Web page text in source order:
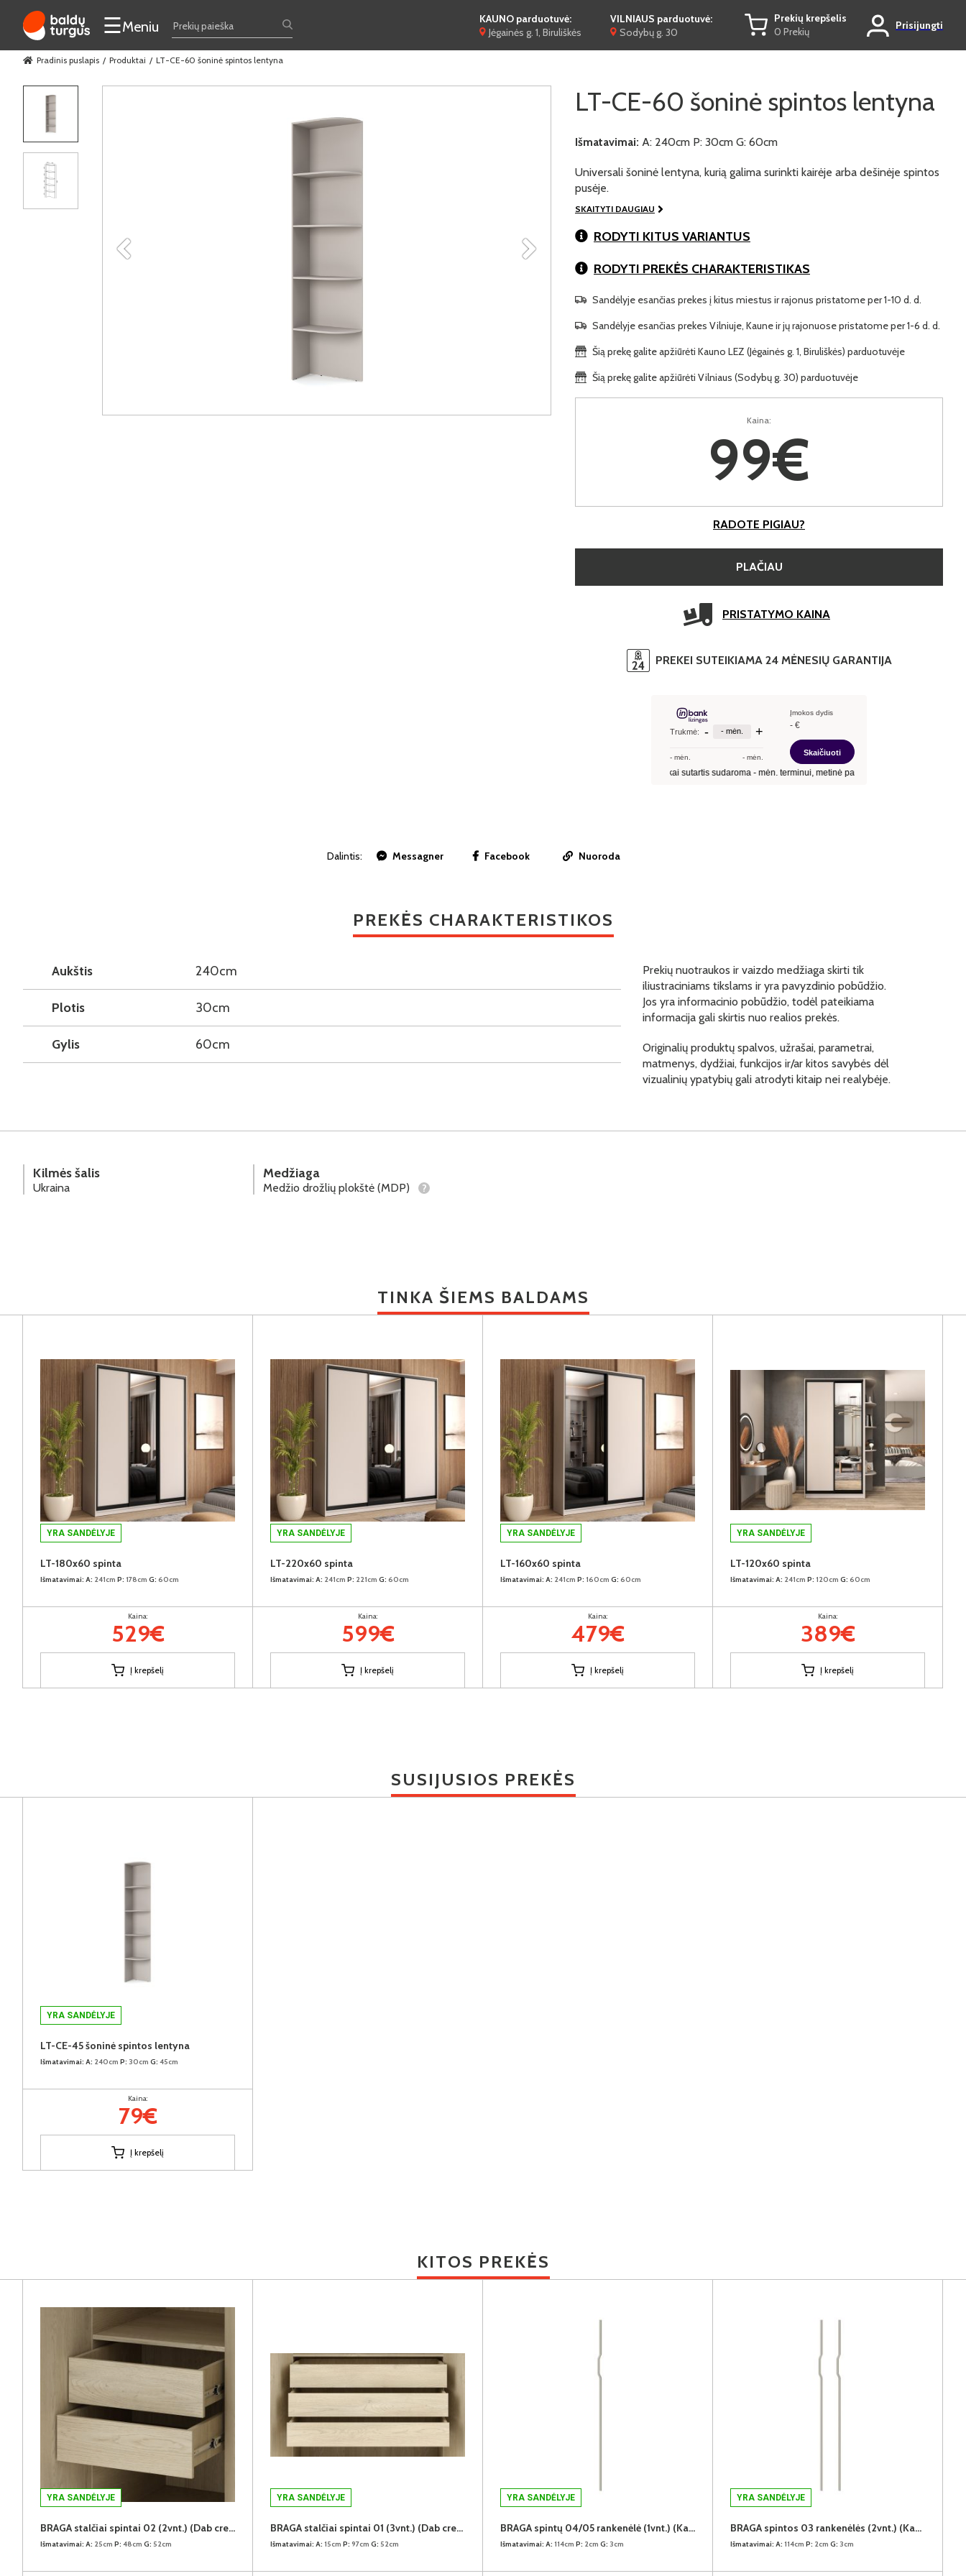
☰Meniu
KAUNO parduotuvė:
Jėgainės g. 1, Biruliškės
VILNIAUS parduotuvė:
Sodybų g. 30
Prekių krepšelis
0 Prekių
Prisijungti
Pradinis puslapis Produktai LT-CE-60 šoninė spintos lentyna
LT-CE-60 šoninė spintos lentyna
Išmatavimai: A: 240cm P: 30cm G: 60cm
Universali šoninė lentyna, kurią galima surinkti kairėje arba dešinėje spintos
pusėje.
SKAITYTI DAUGIAU
RODYTI KITUS VARIANTUS
RODYTI PREKĖS CHARAKTERISTIKAS
Sandėlyje esančias prekes į kitus miestus ir rajonus pristatome per 1-10 d. d.
Sandėlyje esančias prekes Vilniuje, Kaune ir jų rajonuose pristatome per 1-6 d. d.
Šią prekę galite apžiūrėti Kauno LEZ (Jėgainės g. 1, Biruliškės) parduotuvėje
Šią prekę galite apžiūrėti Vilniaus (Sodybų g. 30) parduotuvėje
Kaina:
99€
RADOTE PIGIAU?
PLAČIAU
PRISTATYMO KAINA
PREKEI SUTEIKIAMA 24 MĖNESIŲ GARANTIJA
Dalintis: Messagner Facebook Nuoroda
PREKĖS CHARAKTERISTIKOS
Aukštis 240cm
Plotis 30cm
Gylis 60cm
Prekių nuotraukos ir vaizdo medžiaga skirti tik
iliustraciniams tikslams ir yra pavyzdinio pobūdžio.
Jos yra informacinio pobūdžio, todėl pateikiama
informacija gali skirtis nuo realios prekės.
Originalių produktų spalvos, užrašai, parametrai,
matmenys, dydžiai, funkcijos ir/ar kitos savybės dėl
vizualinių ypatybių gali atrodyti kitaip nei realybėje.
Kilmės šalis
Ukraina
Medžiaga
Medžio drožlių plokštė (MDP) ?
TINKA ŠIEMS BALDAMS
YRA SANDĖLYJE
LT-180x60 spinta
Išmatavimai: A: 241cm P: 178cm G: 60cm
Kaina:
529€
Į krepšelį
YRA SANDĖLYJE
LT-220x60 spinta
Išmatavimai: A: 241cm P: 221cm G: 60cm
Kaina:
599€
Į krepšelį
YRA SANDĖLYJE
LT-160x60 spinta
Išmatavimai: A: 241cm P: 160cm G: 60cm
Kaina:
479€
Į krepšelį
YRA SANDĖLYJE
LT-120x60 spinta
Išmatavimai: A: 241cm P: 120cm G: 60cm
Kaina:
389€
Į krepšelį
SUSIJUSIOS PREKĖS
YRA SANDĖLYJE
LT-CE-45 šoninė spintos lentyna
Išmatavimai: A: 240cm P: 30cm G: 45cm
Kaina:
79€
Į krepšelį
KITOS PREKĖS
YRA SANDĖLYJE
BRAGA stalčiai spintai 02 (2vnt.) (Dab cremona)
Išmatavimai: A: 25cm P: 48cm G: 52cm
YRA SANDĖLYJE
BRAGA stalčiai spintai 01 (3vnt.) (Dab cremona)
Išmatavimai: A: 15cm P: 97cm G: 52cm
YRA SANDĖLYJE
BRAGA spintų 04/05 rankenėlė (1vnt.) (Kaszmir)
Išmatavimai: A: 114cm P: 2cm G: 3cm
YRA SANDĖLYJE
BRAGA spintos 03 rankenėlės (2vnt.) (Kaszmir)
Išmatavimai: A: 114cm P: 2cm G: 3cm